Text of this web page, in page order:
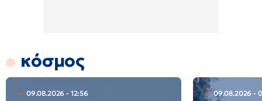
κόσμος
09.08.2026 - 12:56 09.08.2026 -